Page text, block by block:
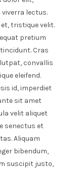
lectus.
tristique velit.
pretium
Cras
convallis
eleifend.
id, imperdiet
sit amet
velit aliquet
senectus et
Aliquam
bibendum,
suscipit justo,